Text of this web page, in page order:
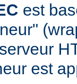
est
est